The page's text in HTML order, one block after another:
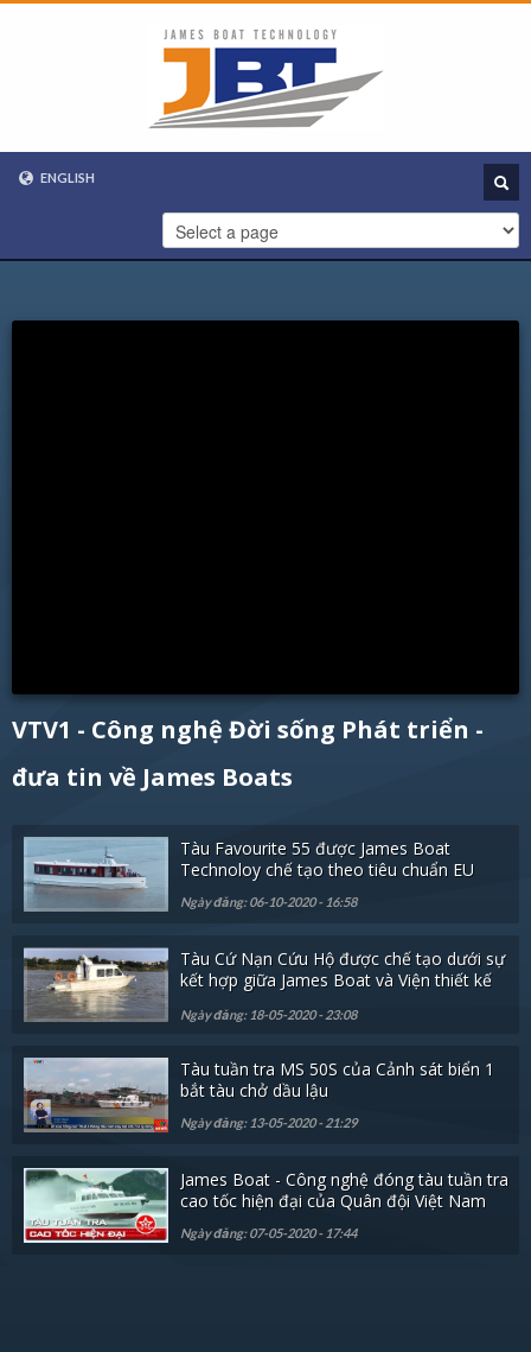
ENGLISH
VTV1 - Công nghệ Đời sống Phát triển -
đưa tin về James Boats
Tàu Favourite 55 được James Boat
Technoloy chế tạo theo tiêu chuẩn EU
Ngày đăng: 06-10-2020 - 16:58
Tàu Cứ Nạn Cứu Hộ được chế tạo dưới sự
kết hợp giữa James Boat và Viện thiết kế
Ngày đăng: 18-05-2020 - 23:08
Tàu tuần tra MS 50S của Cảnh sát biển 1
bắt tàu chở dầu lậu
Ngày đăng: 13-05-2020 - 21:29
James Boat - Công nghệ đóng tàu tuần tra
cao tốc hiện đại của Quân đội Việt Nam
Ngày đăng: 07-05-2020 - 17:44